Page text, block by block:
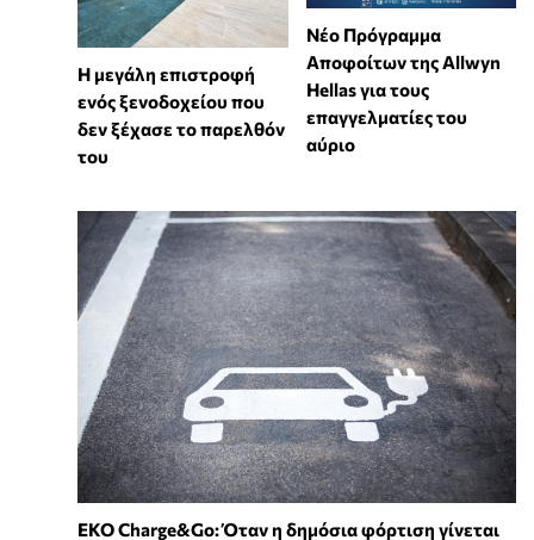
Η μεγάλη επιστροφή
ενός ξενοδοχείου που
δεν ξέχασε το παρελθόν
του
Νέο Πρόγραμμα
Αποφοίτων της Allwyn
Hellas για τους
επαγγελματίες του
αύριο
EKO Charge&Go: Όταν η δημόσια φόρτιση γίνεται